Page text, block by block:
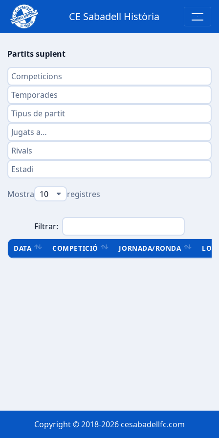
CE Sabadell Història
Partits suplent
Mostra registres
Filtrar:
DATA COMPETICIÓ JORNADA/RONDA
Copyright © 2018-2026 cesabadellfc.com